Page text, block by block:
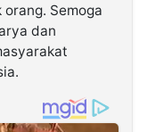
Semoga
dan